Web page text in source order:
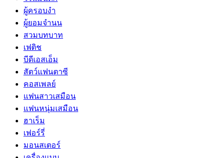
ผู้ครอบงำ
ผู้ยอมจำนน
สวมบทบาท
เฟติช
บีดีเอสเอ็ม
สัตว์แฟนตาซี
คอสเพลย์
แฟนสาวเสมือน
แฟนหนุ่มเสมือน
ฮาเร็ม
เฟอร์รี่
มอนสเตอร์